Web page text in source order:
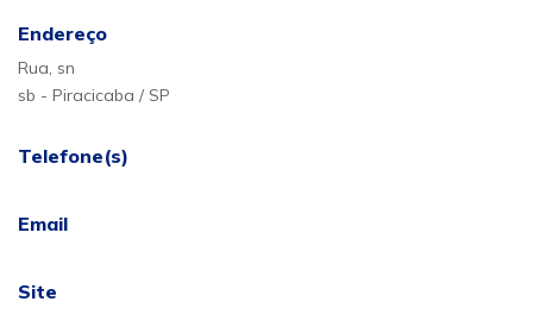
Endereço
Rua, sn
sb - Piracicaba / SP
Telefone(s)
Email
Site